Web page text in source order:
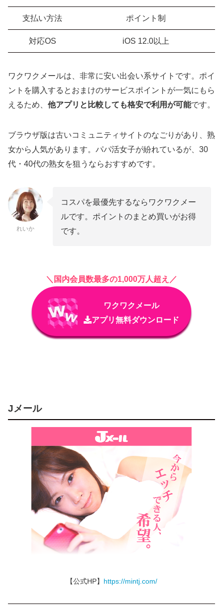
支払い方法 ポイント制
対応OS iOS 12.0以上
ワクワクメールは、非常に安い出会い系サイトです。ポイ
ントを購入するとおまけのサービスポイントが一気にもら
えるため、 他アプリと比較しても格安で利用が可能です。
ブラウザ版は古いコミュニティサイトのなごりがあり、熟
女から人気があります。パパ活女子が紛れているが、30
代・40代の熟女を狙うならおすすめです。
れいか
コスパを最優先するならワクワクメー
ルです。ポイントのまとめ買いがお得
です。
＼国内会員数最多の1,000万人超え／
ワクワクメール
アプリ無料ダウンロード
Jメール
【公式HP】 https://mintj.com/